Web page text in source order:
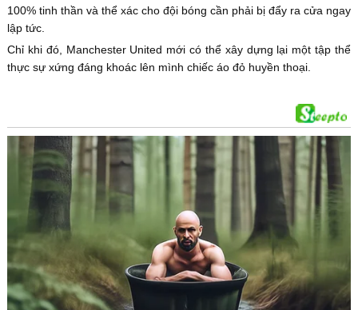
100% tinh thần và thể xác cho đội bóng cần phải bị đẩy ra cửa ngay
lập tức.
Chỉ khi đó, Manchester United mới có thể xây dựng lại một tập thể
thực sự xứng đáng khoác lên mình chiếc áo đỏ huyền thoại.